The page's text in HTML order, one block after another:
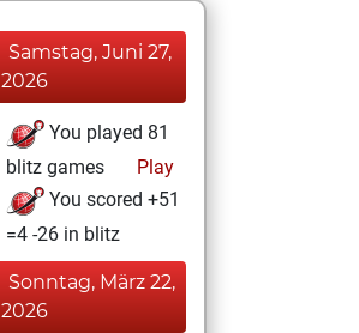
Samstag, Juni 27,
2026
You played 81
blitz games
Play
You scored +51
=4 -26 in blitz
Sonntag, März 22,
2026